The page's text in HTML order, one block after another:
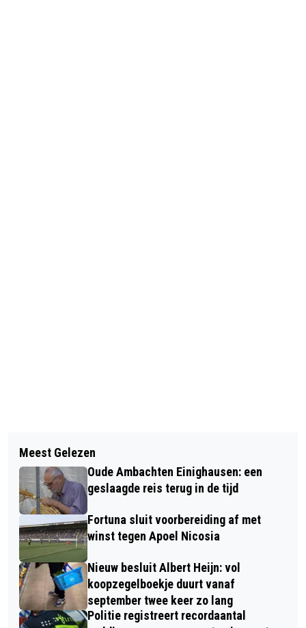
90’S GENERATION PARTY IN 'T
VOLKSHOES GELEEN
HIS: HET BOMBARDEMENT VAN
GELEEN
Meest Gelezen
Oude Ambachten Einighausen: een
geslaagde reis terug in de tijd
Fortuna sluit voorbereiding af met
winst tegen Apoel Nicosia
Nieuw besluit Albert Heijn: vol
koopzegelboekje duurt vanaf
september twee keer zo lang
Politie registreert recordaantal